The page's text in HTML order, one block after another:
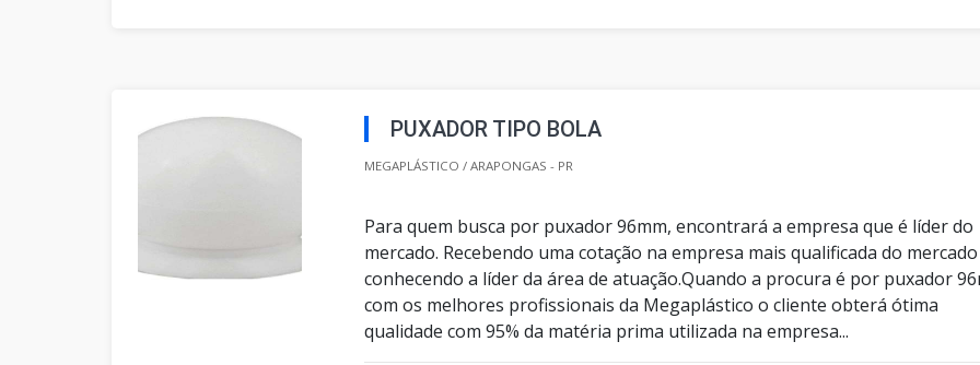
PUXADOR TIPO BOLA
MEGAPLÁSTICO / ARAPONGAS - PR
Para quem busca por puxador 96mm, encontrará a empresa que é líder do
mercado. Recebendo uma cotação na empresa mais qualificada do
conhecendo a líder da área de atuação.Quando a procura é por puxador
com os melhores profissionais da Megaplástico o cliente obterá ótima
qualidade com 95% da matéria prima utilizada na empresa...